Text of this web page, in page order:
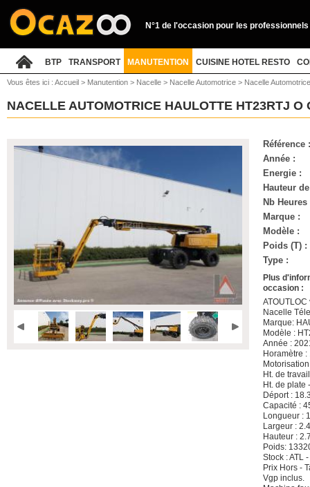
N°1 de l'occasion pour les professionnels
BTP TRANSPORT MANUTENTION CUISINE HOTEL RESTO
Vous êtes ici : Accueil > Manutention > Nacelle > Nacelle Automotrice > Nacelle
NACELLE AUTOMOTRICE HAULOTTE HT23RTJ O
Référence :
Année :
Energie :
Hauteur
Nb Heures
Marque :
Modèle :
Poids (T) :
Type :
Plus
occasion :
Nacelle
Marque:
Modèle :
Année :
Horamètre
Ht. de
Ht. de plate
Déport :
Capacité :
Longueur :
Largeur :
Hauteur :
Poids:
Stock : ATL
Prix Hors -
Vgp inclus.